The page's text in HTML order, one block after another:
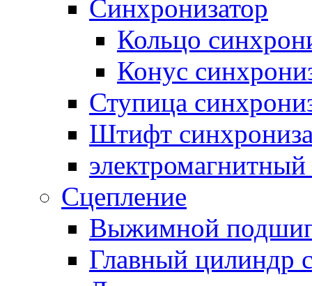
Синхронизатор
Кольцо
Конус
Ступица
Штифт
электромагнитный
Сцепление
Выжимной
Главный цилиндр